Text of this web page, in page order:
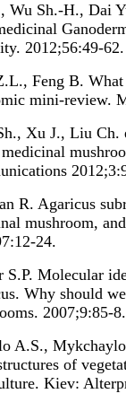
Wu Sh.-H., Dai
2012;56:49-62.
Feng B.
mini-review.
Xu J., Liu Ch.
R. Agaricus
mushroom,
24.
S.P. Molecular
Why should
2007;9:85-8.
A.S.,
of
Kiev: